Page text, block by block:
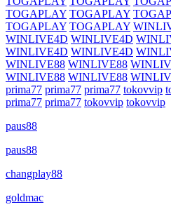
TOGAPLAY TOGAPLAY
TOGAPLAY TOGAPLAY
WINLIVE4D WINLIVE4D
WINLIVE4D WINLIVE4D
WINLIVE88 WINLIVE88
WINLIVE88 WINLIVE88
prima77 prima77 prima77 tokovvip
prima77 prima77 tokovvip tokovvip
paus88
paus88
changplay88
goldmac